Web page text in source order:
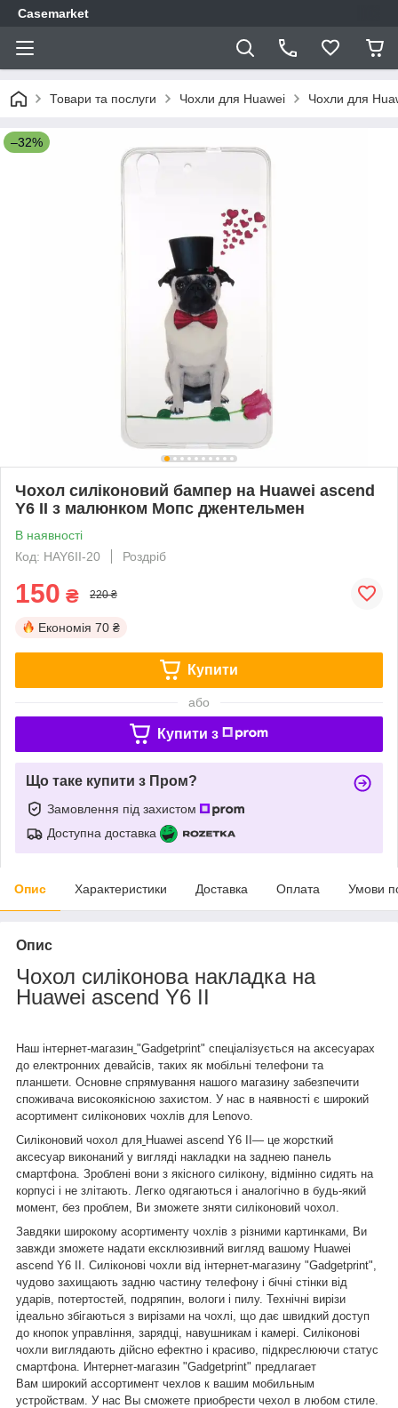
Casemarket
Товари та послуги Чохли для Huawei Чохли для
–32%
Чохол силіконовий бампер на Huawei ascend
Y6 II з малюнком Мопс джентельмен
В наявності
Код: HAY6II-20
Роздріб
150 ₴ 220 ₴
Економія 70 ₴
Купити
або
Купити з
Що таке купити з Пром?
Замовлення під захистом
Доступна доставка
Опис Характеристики Доставка Оплата Умови
Опис
Чохол силіконова накладка на
Huawei ascend Y6 II
Наш інтернет-магазин "Gadgetprint" спеціалізується на аксесуарах
до електронних девайсів, таких як мобільні телефони та
планшети. Основне спрямування нашого магазину забезпечити
споживача високоякісною захистом. У нас в наявності є широкий
асортимент силіконових чохлів для Lenovo.
Силіконовий чохол для Huawei ascend Y6 II― це жорсткий
аксесуар виконаний у вигляді накладки на заднею панель
смартфона. Зроблені вони з якісного силікону, відмінно сидять на
корпусі і не злітають. Легко одягаються і аналогічно в будь-який
момент, без проблем, Ви зможете зняти силіконовий чохол.
Завдяки широкому асортименту чохлів з різними картинками, Ви
завжди зможете надати ексклюзивний вигляд вашому Huawei
ascend Y6 II. Силіконові чохли від інтернет-магазину "Gadgetprint",
чудово захищають задню частину телефону і бічні стінки від
ударів, потертостей, подряпин, вологи і пилу. Технічні вирізи
ідеально збігаються з вирізами на чохлі, що дає швидкий доступ
до кнопок управління, зарядці, навушникам і камері. Силіконові
чохли виглядають дійсно ефектно і красиво, підкреслюючи статус
смартфона. Интернет-магазин "Gadgetprint" предлагает
Вам широкий ассортимент чехлов к вашим мобильным
устройствам. У нас Вы сможете приобрести чехол в любом стиле.